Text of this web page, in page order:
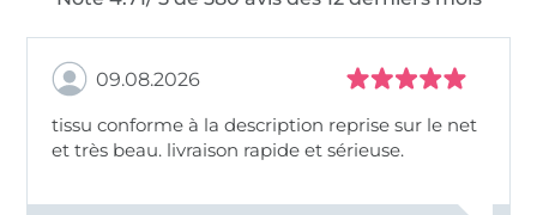
09.08.2026
tissu conforme à la description reprise sur le net
et très beau. livraison rapide et sérieuse.